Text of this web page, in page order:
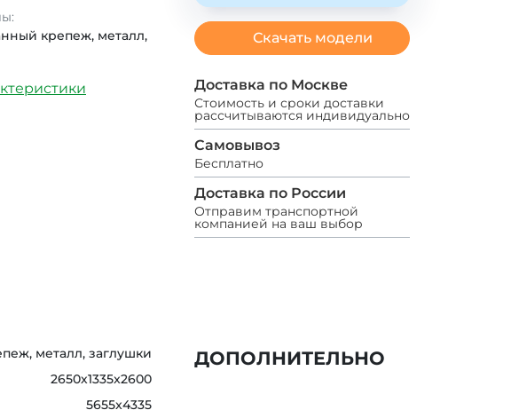
крепеж, металл,
Скачать модели
Доставка по Москве
Стоимость и сроки доставки
рассчитываются индивидуально
Самовывоз
Бесплатно
Доставка по России
Отправим транспортной
компанией на ваш выбор
металл, заглушки
2650х1335x2600
5655x4335
ДОПОЛНИТЕЛЬНО